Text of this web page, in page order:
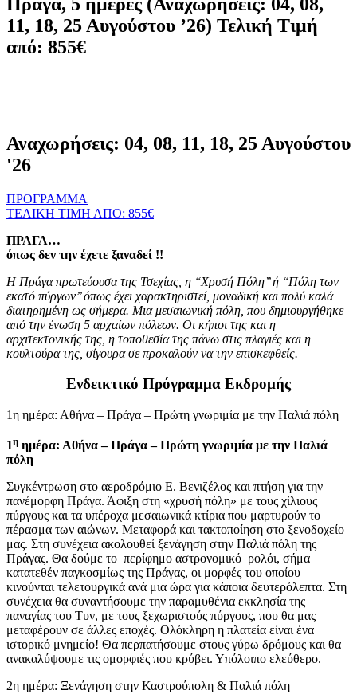
11, 18, 25 Αυγούστου ’26) Τελική Τιμή
από: 855€
Αναχωρήσεις: 04, 08, 11, 18, 25 Αυγούστου
'26
ΠΡΟΓΡΑΜΜΑ
ΤΕΛΙΚΗ ΤΙΜΗ ΑΠΟ: 855€
ΠΡΑΓΑ…
όπως δεν την έχετε ξαναδεί !!
Η Πράγα πρωτεύουσα της Τσεχίας, η ‘‘Χρυσή Πόλη’’ ή ‘‘Πόλη των
εκατό πύργων’’ όπως έχει χαρακτηριστεί, μοναδική και πολύ καλά
διατηρημένη ως σήμερα. Μια μεσαιωνική πόλη, που δημιουργήθηκε
από την ένωση 5 αρχαίων πόλεων. Οι κήποι της και η
αρχιτεκτονικής της, η τοποθεσία της πάνω στις πλαγιές και η
κουλτούρα της, σίγουρα σε προκαλούν να την επισκεφθείς.
Ενδεικτικό Πρόγραμμα Εκδρομής
1η ημέρα: Αθήνα – Πράγα – Πρώτη γνωριμία με την Παλιά πόλη
1η ημέρα: Αθήνα – Πράγα – Πρώτη γνωριμία με την Παλιά
πόλη
Συγκέντρωση στο αεροδρόμιο Ε. Βενιζέλος και πτήση για την
πανέμορφη Πράγα. Άφιξη στη «χρυσή πόλη» με τους χίλιους
πύργους και τα υπέροχα μεσαιωνικά κτίρια που μαρτυρούν το
πέρασμα των αιώνων. Μεταφορά και τακτοποίηση στο ξενοδοχείο
μας. Στη συνέχεια ακολουθεί ξενάγηση στην Παλιά πόλη της
Πράγας. Θα δούμε το περίφημο αστρονομικό ρολόι, σήμα
κατατεθέν παγκοσμίως της Πράγας, οι μορφές του οποίου
κινούνται τελετουργικά ανά μια ώρα για κάποια δευτερόλεπτα. Στη
συνέχεια θα συναντήσουμε την παραμυθένια εκκλησία της
παναγίας του Τυν, με τους ξεχωριστούς πύργους, που θα μας
μεταφέρουν σε άλλες εποχές. Ολόκληρη η πλατεία είναι ένα
ιστορικό μνημείο! Θα περπατήσουμε στους γύρω δρόμους και θα
ανακαλύψουμε τις ομορφιές που κρύβει. Υπόλοιπο ελεύθερο.
2η ημέρα: Ξενάγηση στην Καστρούπολη & Παλιά πόλη